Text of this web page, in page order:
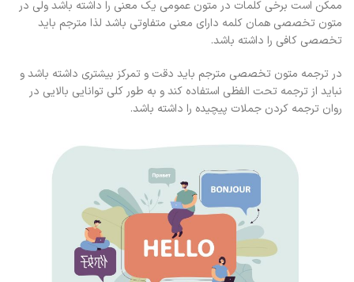
ممکن است برخی کلمات در متون عمومی یک معنی را داشته باشد ولی در
متون تخصصی همان کلمه دارای معنی متفاوتی باشد لذا مترجم باید
تخصصی کافی را داشته باشد.
در ترجمه متون تخصصی مترجم باید دقت و تمرکز بیشتری داشته باشد و
نباید از ترجمه تحت الفظی استفاده کند و به طور کلی توانایی بالایی در
روان ترجمه کردن جملات پیچیده را داشته باشد.